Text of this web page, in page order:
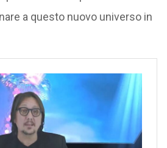
a questo nuovo universo in